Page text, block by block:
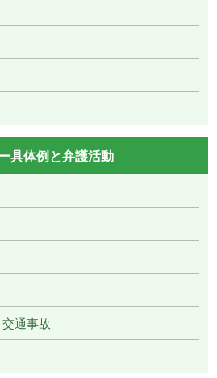
具体例と弁護活動
通事故